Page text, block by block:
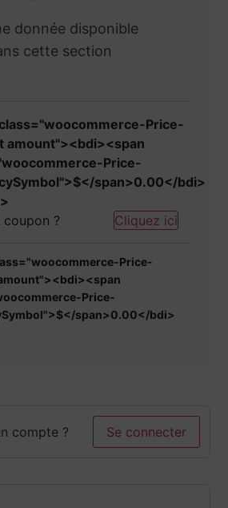
donnée disponible
cette section
Price-
amount"><bdi><span
Price-
span>0.00</bdi>
coupon ?
Cliquez ici
Price-
Price-
span>0.00</bdi>
compte ? Se connecter